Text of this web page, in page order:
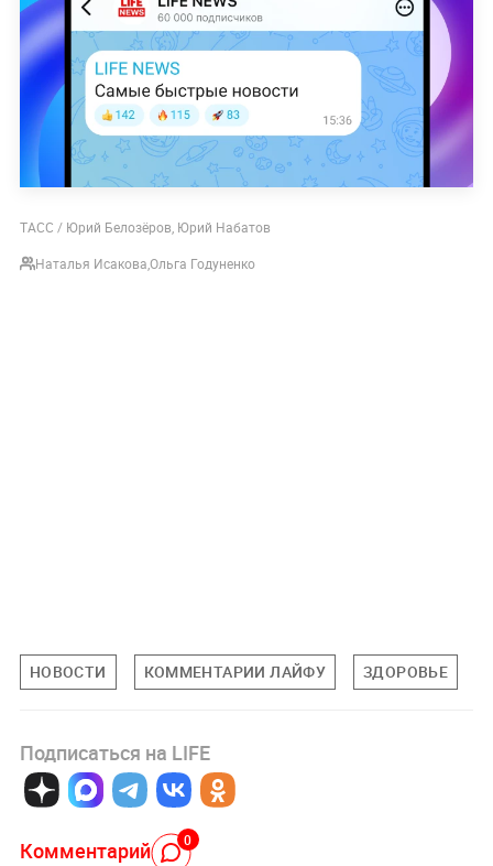
ТАСС / Юрий Белозёров, Юрий Набатов
Наталья ИсаковаОльга Годуненко
НОВОСТИ КОММЕНТАРИИ ЛАЙФУ ЗДОРОВЬЕ
Подписаться на LIFE
Комментарий 0